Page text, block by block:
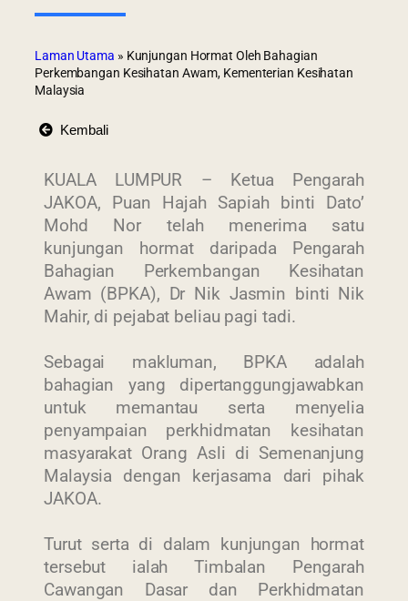
Laman Utama » Kunjungan Hormat Oleh Bahagian
Perkembangan Kesihatan Awam, Kementerian Kesihatan
Malaysia
Kembali
KUALA LUMPUR – Ketua Pengarah
JAKOA, Puan Hajah Sapiah binti Dato’
Mohd Nor telah menerima satu
kunjungan hormat daripada Pengarah
Bahagian Perkembangan Kesihatan
Awam (BPKA), Dr Nik Jasmin binti Nik
Mahir, di pejabat beliau pagi tadi.
Sebagai makluman, BPKA adalah
bahagian yang dipertanggungjawabkan
untuk memantau serta menyelia
penyampaian perkhidmatan kesihatan
masyarakat Orang Asli di Semenanjung
Malaysia dengan kerjasama dari pihak
JAKOA.
Turut serta di dalam kunjungan hormat
tersebut ialah Timbalan Pengarah
Cawangan Dasar dan Perkhidmatan